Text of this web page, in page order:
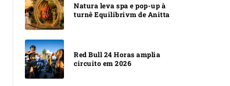
Natura leva spa e pop-up à
turnê Equilibrivm de Anitta
Red Bull 24 Horas amplia
circuito em 2026